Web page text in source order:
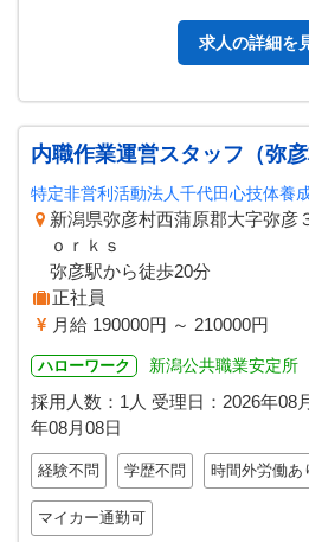
求人の詳細を
内職作業運営スタッフ（弥彦
特定非営利活動法人千代田心技体養
新潟県弥彦村西蒲原郡大字弥
ｏｒｋｓ
弥彦駅から徒歩20分
正社員
月給 190000円 ～ 210000円
ハローワーク 新潟公共職業安定所
採用人数：1人 受理日： 2026年08
年08月08日
経験不問 学歴不問 時間外労働あ
マイカー通勤可